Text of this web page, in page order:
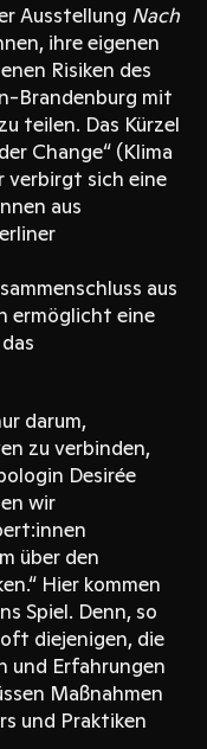
Ausstellung Nach
ihre eigenen
Risiken des
Brandenburg mit
zu teilen. Das Kürzel
Change“ (Klima
verbirgt sich eine
aus
aus
ermöglicht eine
darum,
zu verbinden,
Desirée
wir
über den
Hier kommen
Spiel. Denn, so
diejenigen, die
und Erfahrungen
Maßnahmen
und Praktiken